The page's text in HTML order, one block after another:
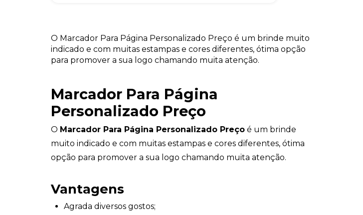
O Marcador Para Página Personalizado Preço é um brinde muito
indicado e com muitas estampas e cores diferentes, ótima opção
para promover a sua logo chamando muita atenção.
Marcador Para Página
Personalizado Preço
O Marcador Para Página Personalizado Preço é um brinde
muito indicado e com muitas estampas e cores diferentes, ótima
opção para promover a sua logo chamando muita atenção.
Vantagens
Agrada diversos gostos;
Avelino Brindes